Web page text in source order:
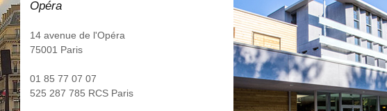
Opéra
14 avenue de l'Opéra
75001 Paris
01 85 77 07 07
525 287 785 RCS Paris